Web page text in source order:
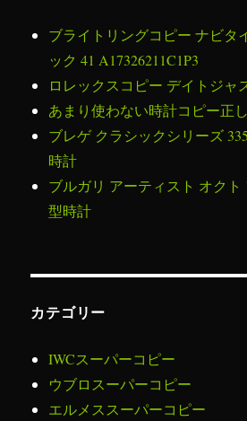
ブライトリングコピー ナビタ
ック 41 A17326211C1P3
ロレックスコピー デイトジャ
あまり使わない時計コピー正
ブレゲ クラシックシリーズ
時計
ブルガリ アーティスト オク
型時計
カテゴリー
IWCスーパーコピー
ウブロスーパーコピー
エルメススーパーコピー